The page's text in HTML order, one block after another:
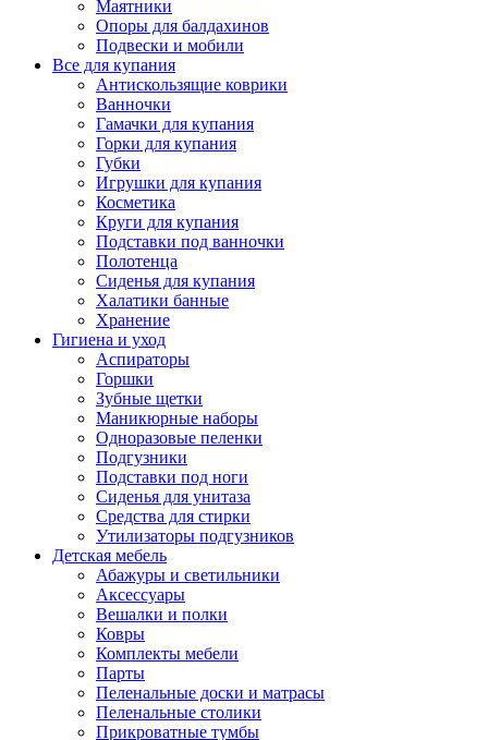
Маятники
Опоры для балдахинов
Подвески и мобили
Все для купания
Антискользящие коврики
Ванночки
Гамачки для купания
Горки для купания
Губки
Игрушки для купания
Косметика
Круги для купания
Подставки под ванночки
Полотенца
Сиденья для купания
Халатики банные
Хранение
Гигиена и уход
Аспираторы
Горшки
Зубные щетки
Маникюрные наборы
Одноразовые пеленки
Подгузники
Подставки под ноги
Сиденья для унитаза
Средства для стирки
Утилизаторы подгузников
Детская мебель
Абажуры и светильники
Аксессуары
Вешалки и полки
Ковры
Комплекты мебели
Парты
Пеленальные доски и матрасы
Пеленальные столики
Прикроватные тумбы